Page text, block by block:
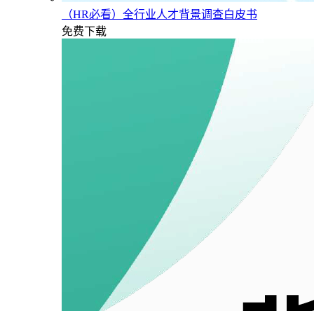
（HR必看）全行业人才背景调查白皮书
免费下载